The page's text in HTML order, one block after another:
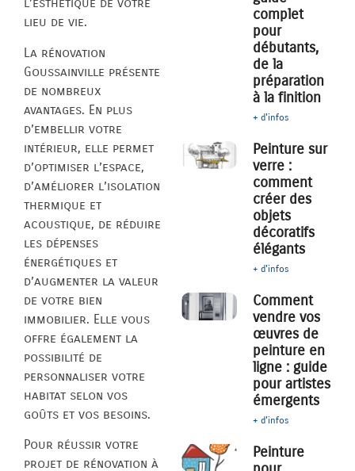
l’esthétique de votre
lieu de vie.
La rénovation
Goussainville présente
de nombreux
avantages. En plus
d’embellir votre
intérieur, elle permet
d’optimiser l’espace,
d’améliorer l’isolation
thermique et
acoustique, de réduire
les dépenses
énergétiques et
d’augmenter la valeur
de votre bien
immobilier. Elle vous
offre également la
possibilité de
personnaliser votre
habitat selon vos
goûts et vos besoins.
Pour réussir votre
projet de rénovation à
complet
pour
débutants,
de la
préparation
à la finition
+ d'infos
Peinture sur
verre :
comment
créer des
objets
décoratifs
élégants
+ d'infos
Comment
vendre vos
œuvres de
peinture en
ligne : guide
pour artistes
émergents
+ d'infos
Peinture